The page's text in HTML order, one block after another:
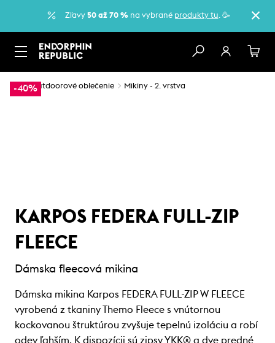
Zľavy 50 až 70 %na vybrané produkty tu. 🥳
-40%
… Outdoorové oblečenie Mikiny - 2. vrstva
KARPOS FEDERA FULL-ZIP
FLEECE
Dámska fleecová mikina
Dámska mikina Karpos FEDERA FULL-ZIP W FLEECE
vyrobená z tkaniny Themo Fleece s vnútornou
kockovanou štruktúrou zvyšuje tepelnú izoláciu a robí
odev ľahším. K dispozícii sú zipsy YKK® a dve predné